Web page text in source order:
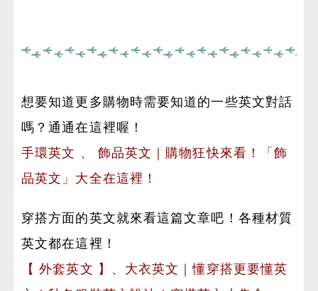
想要知道更多購物時需要知道的一些英文對話
嗎？通通在這裡喔！
手環英文 、 飾品英文｜購物狂快來看！「飾
品英文」大全在這裡！
穿搭方面的英文就來看這篇文章吧！各種材質
英文都在這裡！
【 外套英文 】、大衣英文｜懂穿搭更要懂英